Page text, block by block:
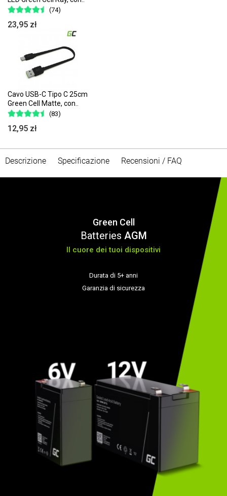
(74)
23,95 zł
Cavo USB-C Tipo C 25cm
Green Cell Matte, con..
(83)
12,95 zł
Descrizione Specificazione Recensioni / FAQ
Green Cell
Batteries AGM
Il cuore dei tuoi dispositivi
Durata di 5+ anni
Garanzia di sicurezza